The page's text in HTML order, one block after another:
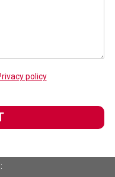
policy